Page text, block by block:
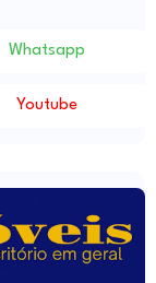
Whatsapp
Youtube